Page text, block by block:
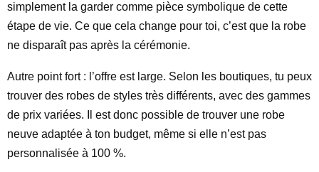
simplement la garder comme pièce symbolique de cette
étape de vie. Ce que cela change pour toi, c’est que la robe
ne disparaît pas après la cérémonie.
Autre point fort : l’offre est large. Selon les boutiques, tu peux
trouver des robes de styles très différents, avec des gammes
de prix variées. Il est donc possible de trouver une robe
neuve adaptée à ton budget, même si elle n’est pas
personnalisée à 100 %.